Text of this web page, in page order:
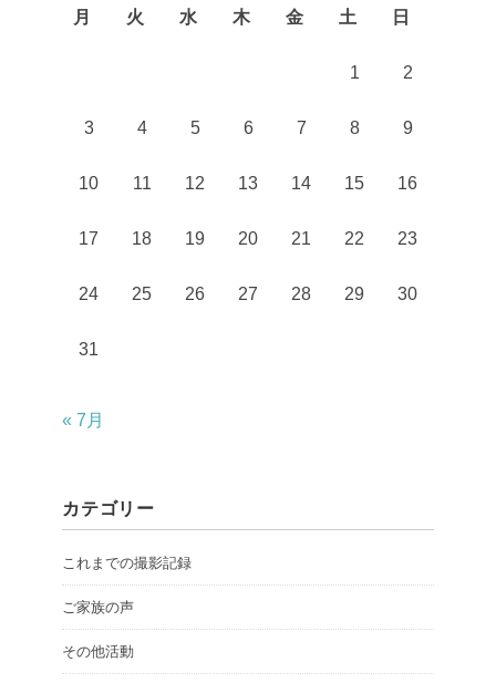
月 火 水 木 金 土 日
1 2
3 4 5 6 7 8 9
10 11 12 13 14 15 16
17 18 19 20 21 22 23
24 25 26 27 28 29 30
31
« 7月
カテゴリー
これまでの撮影記録
ご家族の声
その他活動